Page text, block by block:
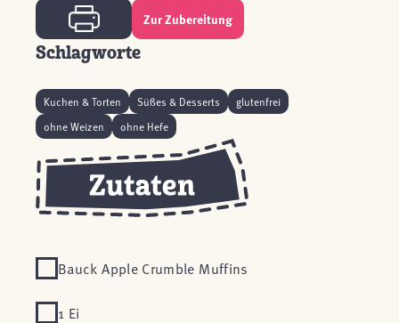
Zur Zubereitung
Schlagworte
Kuchen & Torten Süßes & Desserts
glutenfrei
ohne Weizen
ohne Hefe
Bauck Apple Crumble Muffins
1 Ei